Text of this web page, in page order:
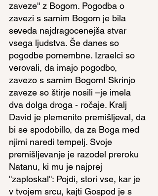
zaveze'' z Bogom. Pogodba o
zavezi s samim Bogom je bila
seveda najdragocenejša stvar
vsega ljudstva. Še danes so
pogodbe pomembne. Izraelci so
verovali, da imajo pogodbo,
zavezo s samim Bogom! Skrinjo
zaveze so štirje nosili –je imela
dva dolga droga - ročaje. Kralj
David je plemenito premišljeval, da
bi se spodobillo, da za Boga med
njimi naredi tempelj. Svoje
premišljevanje je razodel preroku
Natanu, ki mu je najprej
''zaploskal'': Pojdi, stori vse, kar je
v tvojem srcu, kajti Gospod je s